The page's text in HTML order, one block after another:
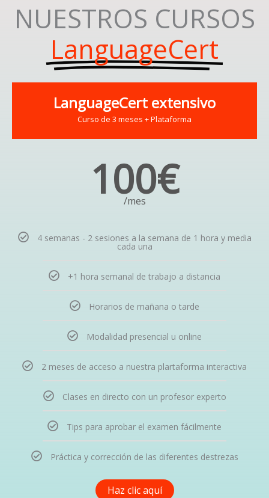
NUESTROS CURSOS
LanguageCert
LanguageCert extensivo
Curso de 3 meses + Plataforma
100€
/mes
4 semanas - 2 sesiones a la semana de 1 hora y media
cada una
+1 hora semanal de trabajo a distancia
Horarios de mañana o tarde​
Modalidad presencial u online​
2 meses de acceso a nuestra plartaforma interactiva
Clases en directo con un profesor experto​
Tips para aprobar el examen fácilmente​
Práctica y corrección de las diferentes destrezas​
Haz clic aquí